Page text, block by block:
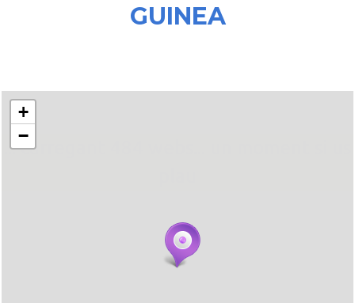
GUINEA
... carregant 484 webs... un moment si us
+
−